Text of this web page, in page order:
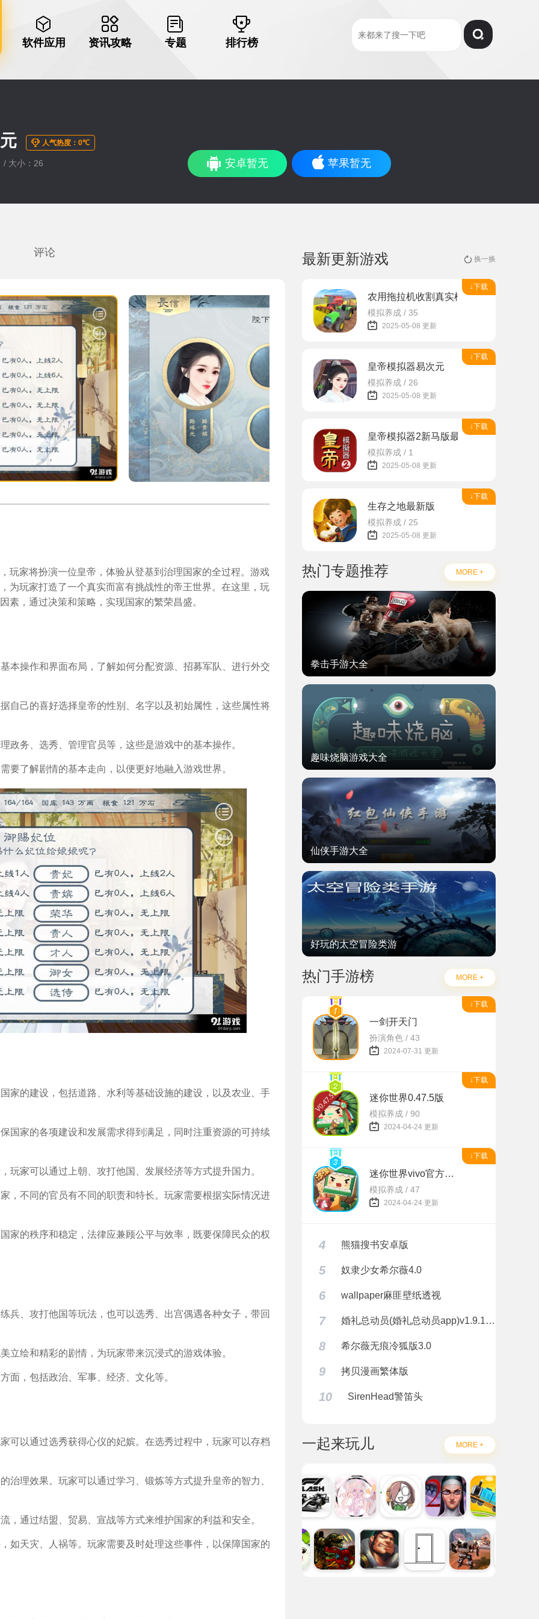
软件应用 资讯攻略 专题 排行榜
人气热度：0℃
/ 大小：26 安卓暂无 苹果暂无
评论
玩家将扮演一位皇帝，体验从登基到治理国家的全过程。游戏
为玩家打造了一个真实而富有挑战性的帝王世界。在这里，玩
素，通过决策和策略，实现国家的繁荣昌盛。
本操作和界面布局，了解如何分配资源、招募军队、进行外交
自己的喜好选择皇帝的性别、名字以及初始属性，这些属性将
政务、选秀、管理官员等，这些是游戏中的基本操作。
要了解剧情的基本走向，以便更好地融入游戏世界。
家的建设，包括道路、水利等基础设施的建设，以及农业、手
国家的各项建设和发展需求得到满足，同时注重资源的可持续
玩家可以通过上朝、攻打他国、发展经济等方式提升国力。
，不同的官员有不同的职责和特长。玩家需要根据实际情况进
家的秩序和稳定，法律应兼顾公平与效率，既要保障民众的权
兵、攻打他国等玩法，也可以选秀、出宫偶遇各种女子，带回
立绘和精彩的剧情，为玩家带来沉浸式的游戏体验。
面，包括政治、军事、经济、文化等。
可以通过选秀获得心仪的妃嫔。在选秀过程中，玩家可以存档
治理效果。玩家可以通过学习、锻炼等方式提升皇帝的智力、
，通过结盟、贸易、宣战等方式来维护国家的利益和安全。
如天灾、人祸等。玩家需要及时处理这些事件，以保障国家的
最新更新游戏 换一换
↓下载
农用拖拉机收割真实模拟器
模拟养成 / 35
2025-05-08 更新
↓下载
皇帝模拟器易次元
模拟养成 / 26
2025-05-08 更新
↓下载
皇帝模拟器2新马版最新版
模拟养成 / 1
2025-05-08 更新
↓下载
生存之地最新版
模拟养成 / 25
2025-05-08 更新
热门专题推荐 MORE +
拳击手游大全
趣味烧脑游戏大全
仙侠手游大全
好玩的太空冒险类游
热门手游榜 MORE +
↓下载
一剑开天门
扮演角色 / 43
2024-07-31 更新
↓下载
迷你世界0.47.5版
模拟养成 / 90
2024-04-24 更新
↓下载
迷你世界vivo官方正版
模拟养成 / 47
2024-04-24 更新
4 熊猫搜书安卓版
5 奴隶少女希尔薇4.0
6 wallpaper麻匪壁纸透视
7 婚礼总动员(婚礼总动员app)v1.9.1 安卓正式版
8 希尔薇无痕冷狐版3.0
9 拷贝漫画繁体版
10 SirenHead警笛头
一起来玩儿 MORE +